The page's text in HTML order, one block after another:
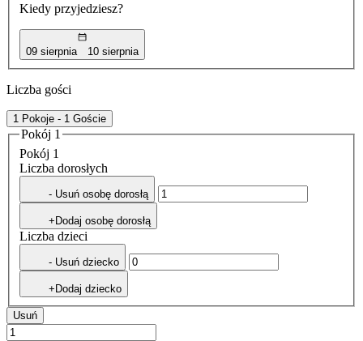
Kiedy przyjedziesz?
09 sierpnia 10 sierpnia
Liczba gości
1 Pokoje - 1 Goście
Pokój 1
Pokój 1
Liczba dorosłych
- Usuń osobę dorosłą
+Dodaj osobę dorosłą
Liczba dzieci
- Usuń dziecko
+Dodaj dziecko
Usuń